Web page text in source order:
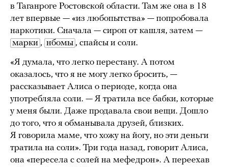
в Таганроге Ростовской области. Там же она в 18
лет впервые — «из любопытства» — попробовала
наркотики. Сначала — сироп от кашля, затем —
марки , нбомы , спайсы и соли.
«Я думала, что легко перестану. А потом
оказалось, что я не могу легко бросить, —
рассказывает Алиса о периоде, когда она
употребляла соли. — Я тратила все бабки, которые
у меня были. Даже продавала свои вещи. Дошло
до того, что я обманывала друзей, близких.
Я говорила маме, что хожу на йогу, но эти деньги
тратила на соли». Три года назад, говорит Алиса,
она «пересела с солей на мефедрон». А переехав